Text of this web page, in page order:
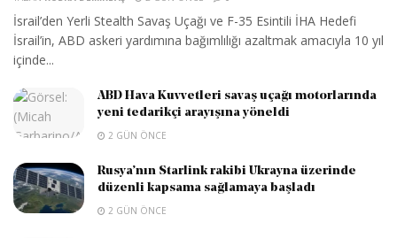
İsrail’den Yerli Stealth Savaş Uçağı ve F-35 Esintili İHA Hedefi
İsrail’in, ABD askeri yardımına bağımlılığı azaltmak amacıyla 10 yıl
içinde...
ABD Hava Kuvvetleri savaş uçağı motorlarında
yeni tedarikçi arayışına yöneldi
2 GÜN ÖNCE
Rusya’nın Starlink rakibi Ukrayna üzerinde
düzenli kapsama sağlamaya başladı
2 GÜN ÖNCE